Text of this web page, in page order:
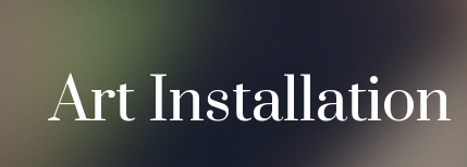
Art Installation